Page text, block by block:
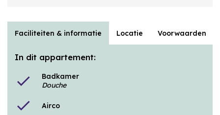
Faciliteiten & informatie Locatie Voorwaarden
In dit appartement:
check
Badkamer
Douche
check Airco